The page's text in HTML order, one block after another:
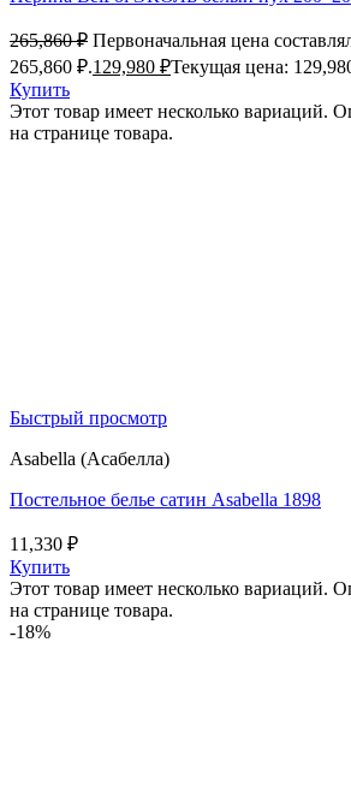
265,860₽ Первоначальная цена
265,860 ₽.129,980 ₽Текущая цена:
Купить
Этот товар имеет несколько вариаций.
на странице товара.
Быстрый просмотр
Asabella (Асабелла)
Постельное белье сатин Asabella 1898
11,330 ₽
Купить
Этот товар имеет несколько вариаций.
на странице товара.
-18%